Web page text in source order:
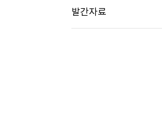
발간자료